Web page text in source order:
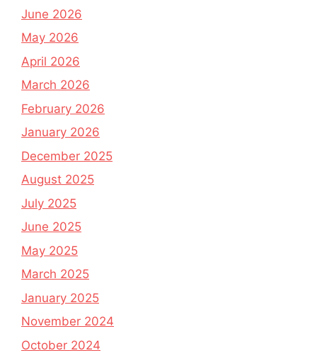
June 2026
May 2026
April 2026
March 2026
February 2026
January 2026
December 2025
August 2025
July 2025
June 2025
May 2025
March 2025
January 2025
November 2024
October 2024